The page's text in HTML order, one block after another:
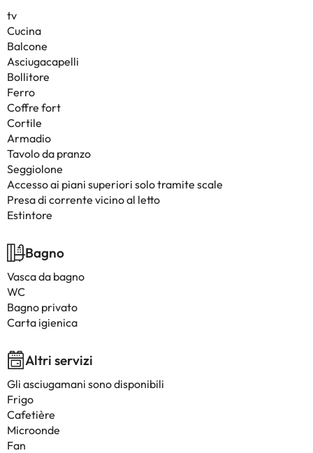
tv
Cucina
Balcone
Asciugacapelli
Bollitore
Ferro
Coffre fort
Cortile
Armadio
Tavolo da pranzo
Seggiolone
Accesso ai piani superiori solo tramite scale
Presa di corrente vicino al letto
Estintore
Bagno
Vasca da bagno
WC
Bagno privato
Carta igienica
Altri servizi
Gli asciugamani sono disponibili
Frigo
Cafetière
Microonde
Fan